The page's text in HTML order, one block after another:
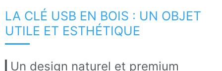
LA CLÉ USB EN BOIS : UN OBJET
UTILE ET ESTHÉTIQUE
Un design naturel et premium